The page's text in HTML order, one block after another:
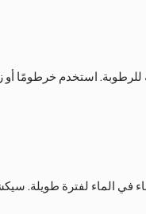
للرطوبة. استخدم خرطومًا
في الماء لفترة